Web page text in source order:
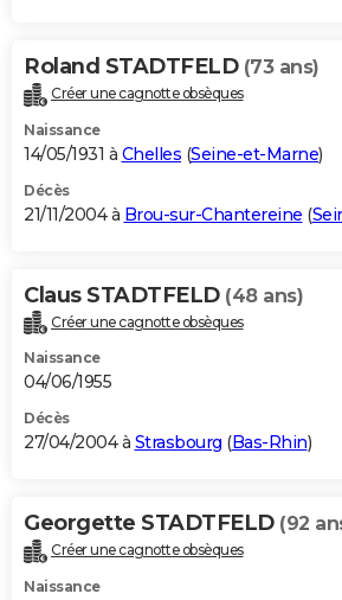
Roland STADTFELD (73 ans)
Créer une cagnotte obsèques
Naissance
14/05/1931 à Chelles (Seine-et-Marne)
Décès
21/11/2004 à Brou-sur-Chantereine (
Claus STADTFELD (48 ans)
Créer une cagnotte obsèques
Naissance
04/06/1955
Décès
27/04/2004 à Strasbourg (Bas-Rhin)
Georgette STADTFELD (92
Créer une cagnotte obsèques
Naissance